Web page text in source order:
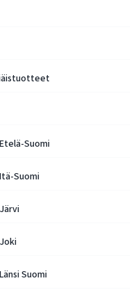
Suomi
Suomi
Suomi